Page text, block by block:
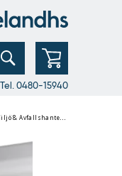
Tel. 0480-15940
& Avfallshantering